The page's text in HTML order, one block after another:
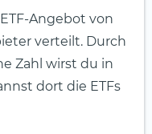
Angebot von
verteilt. Durch
Zahl wirst du in
dort die ETFs